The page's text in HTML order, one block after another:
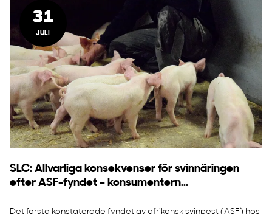
31
JULI
SLC: Allvarliga konsekvenser för svinnäringen
efter ASF-fyndet – konsumentern...
Det första konstaterade fyndet av afrikansk svinpest (ASF) hos